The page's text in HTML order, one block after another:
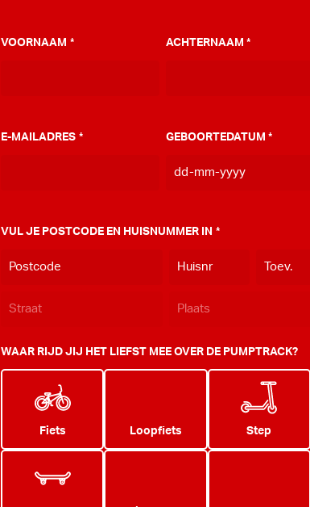
VOORNAAM * ACHTERNAAM *
E-MAILADRES * GEBOORTEDATUM *
MM
VUL JE POSTCODE EN HUISNUMMER IN *
WAAR RIJD JIJ HET LIEFST MEE OVER DE PUMPTRACK?
Fiets Loopfiets Step